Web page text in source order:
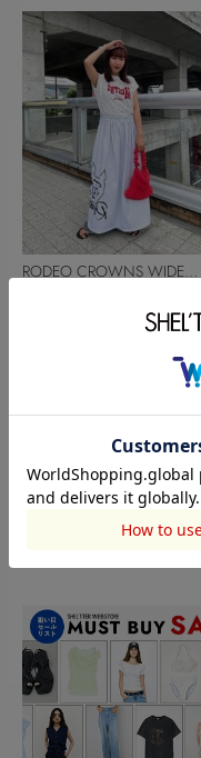
RODEO CROWNS WIDE
このアイテムを見た
閲覧中カテゴリーの